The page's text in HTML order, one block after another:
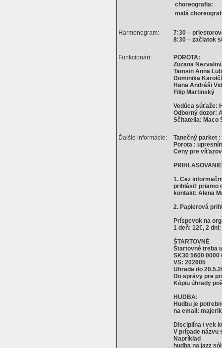
choreografia:
malá
Harmonogram:
7:30 –
8:30 – začiatok
Funkcionári:
POROTA:
Zuzana
Tamsin Anna
Dominika
Hana Andráši
Filip Martinský
Vedúca súťaže:
Odborný dozor:
Sčitatelia: Maco
Ďalšie informácie:
Tanečný parket
Porota :
Ceny pre
1. Cez
prihlásiť priamo
kontakt: Alena
2. Papierová
Príspevok na
1 deň: 12€, 2
ŠTARTOVNÉ
Štartovné treba
SK30 5600 0000
VS: 202605
Uhrada do
Do správy pre
Kópiu úhrady
HUDBA:
Hudbu je
na email:
Disciplína / vek
V prípade názvu
Napríklad
hudba na jazz